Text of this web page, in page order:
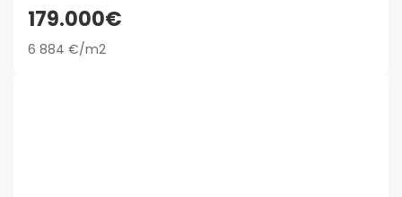
179.000€
6 884 €/m2